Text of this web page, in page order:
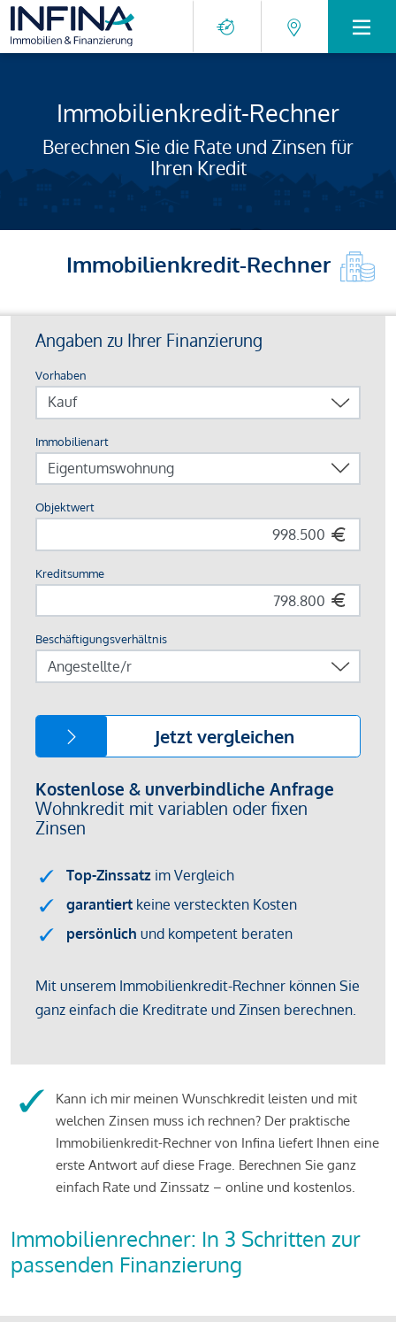
Immobilienkredit-Rechner
Berechnen Sie die Rate und Zinsen für
Ihren Kredit
Immobilienkredit-Rechner
Kann ich mir meinen Wunschkredit leisten und mit
welchen Zinsen muss ich rechnen? Der praktische
Immobilienkredit-Rechner von Infina liefert Ihnen eine
erste Antwort auf diese Frage. Berechnen Sie ganz
einfach Rate und Zinssatz – online und kostenlos.
Immobilienrechner: In 3 Schritten zur
passenden Finanzierung